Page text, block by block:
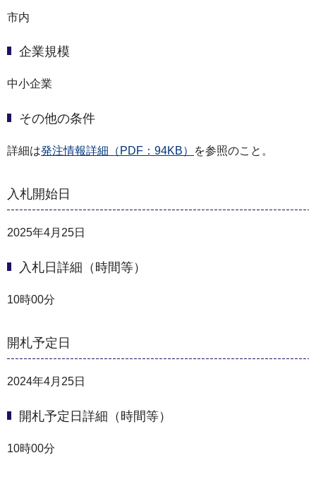
市内
企業規模
中小企業
その他の条件
詳細は発注情報詳細（PDF：94KB） を参照のこと。
入札開始日
2025年4月25日
入札日詳細（時間等）
10時00分
開札予定日
2024年4月25日
開札予定日詳細（時間等）
10時00分